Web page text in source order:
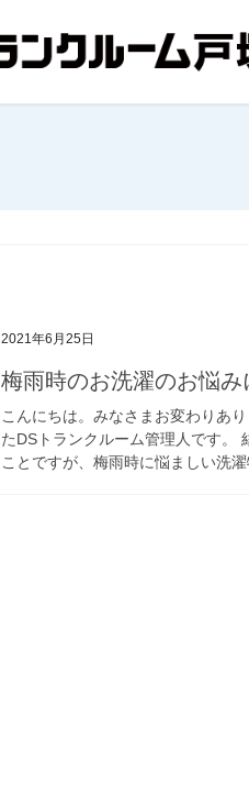
2021年6月25日
梅雨時のお洗濯のお悩み
こんにちは。みなさまお変わりあ
たDSトランクルーム管理人です。
ことですが、梅雨時に悩ましい洗